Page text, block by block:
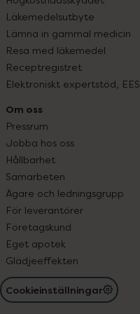
Läkemedelsutbyte
Lämna in gammal medicin
Resa med läkemedel
Receptregistret
Elektroniskt expertstöd, EES
Om oss
Pressrum
Jobba hos oss
Hållbarhet
Samarbeten
Ägare och ledningsgrupp
För leverantörer
Företagskund
Eget apotek
Glädjeeffekten
Cookieinställningar